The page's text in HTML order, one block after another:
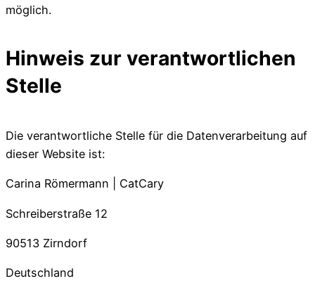
möglich.
Hinweis zur verantwortlichen
Stelle
Die verantwortliche Stelle für die Datenverarbeitung auf
dieser Website ist:
Carina Römermann | CatCary
Schreiberstraße 12
90513 Zirndorf
Deutschland